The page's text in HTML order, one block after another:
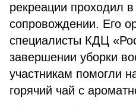
рекреации проходил
сопровождении. Его
специалисты КДЦ
завершении уборки
участникам помогли
горячий чай с